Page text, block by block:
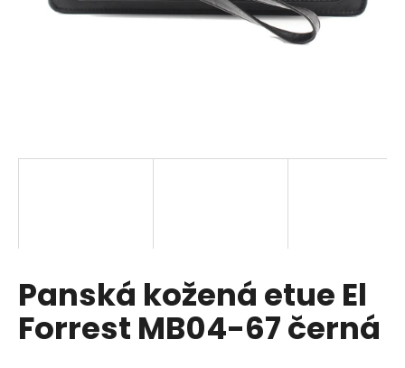
Panská kožená etue El
Forrest MB04-67 černá
D
o
p